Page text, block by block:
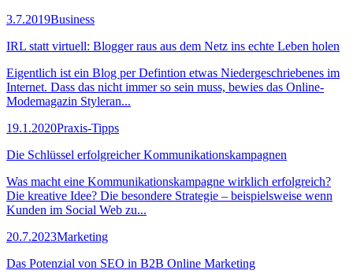
3.7.2019Business
IRL statt virtuell: Blogger raus aus dem Netz ins echte Leben holen
Eigentlich ist ein Blog per Defintion etwas Niedergeschriebenes im
Internet. Dass das nicht immer so sein muss, bewies das Online-
Modemagazin Styleran...
19.1.2020Praxis-Tipps
Die Schlüssel erfolgreicher Kommunikationskampagnen
Was macht eine Kommunikationskampagne wirklich erfolgreich?
Die kreative Idee? Die besondere Strategie – beispielsweise wenn
Kunden im Social Web zu...
20.7.2023Marketing
Das Potenzial von SEO in B2B Online Marketing